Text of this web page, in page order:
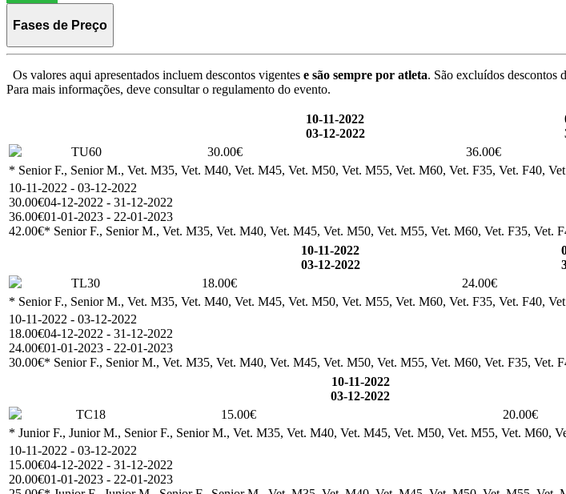
Fases de Preço
Os valores aqui apresentados incluem descontos vigentes e são sempre por atleta. São excluídos descontos
Para mais informações, deve consultar o regulamento do evento.
10-11-2022
03-12-2022
TU60
30.00€ 36.00€
* Senior F., Senior M., Vet. M35, Vet. M40, Vet. M45, Vet. M50, Vet. M55, Vet. M60, Vet. F35, Vet. F40,
10-11-2022 - 03-12-2022
30.00€04-12-2022 - 31-12-2022
36.00€01-01-2023 - 22-01-2023
42.00€* Senior F., Senior M., Vet. M35, Vet. M40, Vet. M45, Vet. M50, Vet. M55, Vet. M60, Vet. F35, Vet.
10-11-2022
03-12-2022
TL30
18.00€ 24.00€
* Senior F., Senior M., Vet. M35, Vet. M40, Vet. M45, Vet. M50, Vet. M55, Vet. M60, Vet. F35, Vet. F40,
10-11-2022 - 03-12-2022
18.00€04-12-2022 - 31-12-2022
24.00€01-01-2023 - 22-01-2023
30.00€* Senior F., Senior M., Vet. M35, Vet. M40, Vet. M45, Vet. M50, Vet. M55, Vet. M60, Vet. F35, Vet.
10-11-2022
03-12-2022
TC18
15.00€ 20.00€
* Junior F., Junior M., Senior F., Senior M., Vet. M35, Vet. M40, Vet. M45, Vet. M50, Vet. M55, Vet. M60,
10-11-2022 - 03-12-2022
15.00€04-12-2022 - 31-12-2022
20.00€01-01-2023 - 22-01-2023